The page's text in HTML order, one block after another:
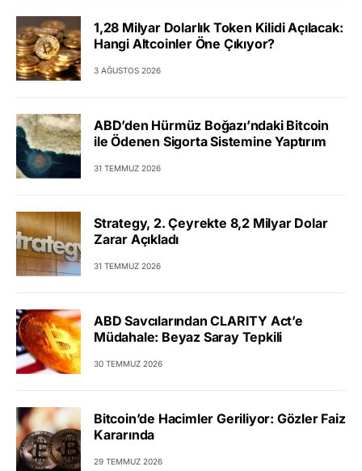
1,28 Milyar Dolarlık Token Kilidi Açılacak:
Hangi Altcoinler Öne Çıkıyor?
3 AĞUSTOS 2026
ABD’den Hürmüz Boğazı’ndaki Bitcoin
ile Ödenen Sigorta Sistemine Yaptırım
31 TEMMUZ 2026
Strategy, 2. Çeyrekte 8,2 Milyar Dolar
Zarar Açıkladı
31 TEMMUZ 2026
ABD Savcılarından CLARITY Act’e
Müdahale: Beyaz Saray Tepkili
30 TEMMUZ 2026
Bitcoin’de Hacimler Geriliyor: Gözler Faiz
Kararında
29 TEMMUZ 2026